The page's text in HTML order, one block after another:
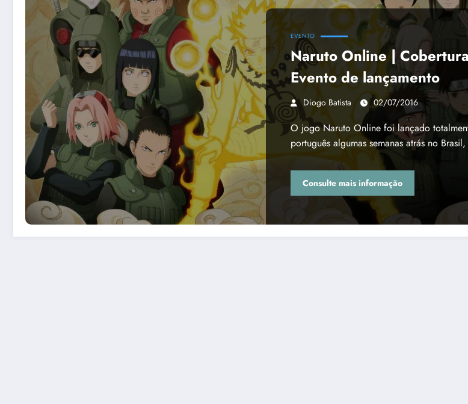
EVENTO
Naruto Online |
Evento de lançamento
Diogo Batista 02/07/2016
O jogo Naruto Online foi lançado
português algumas semanas atrás no
Consulte mais informação